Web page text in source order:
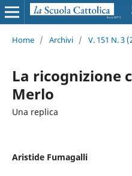
Home / Archivi / V. 151 N. 3
La ricognizione
Merlo
Una replica
Aristide Fumagalli